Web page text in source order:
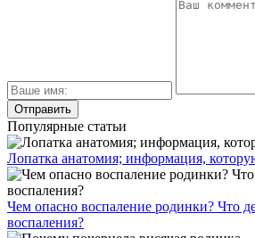
Популярные статьи
Лопатка анатомия; информация,
Чем опасно воспаление родинки? Что
воспаления?